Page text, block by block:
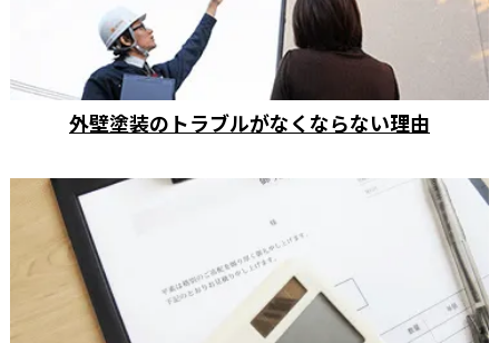
外壁塗装のトラブルがなくならない理由